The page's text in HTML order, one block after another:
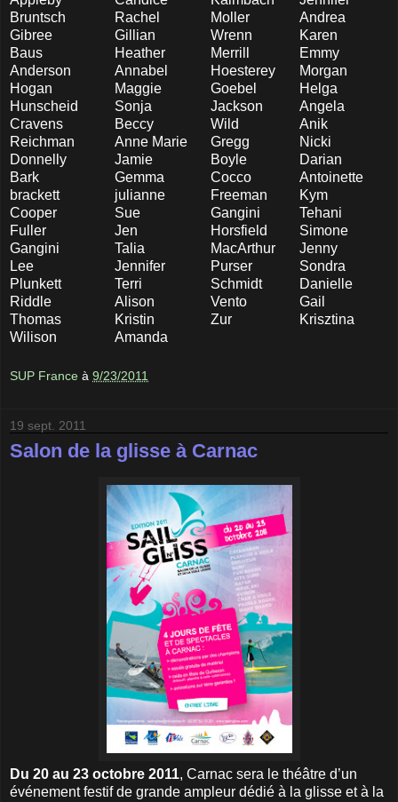
Bruntsch
Rachel Moller
Andrea
Gibree
Gillian Wrenn
Karen
Baus
Heather Merrill
Emmy
Anderson
Annabel Hoesterey
Morgan
Hogan
Maggie Goebel
Helga
Hunscheid
Sonja Jackson
Angela
Cravens
Beccy Wild
Anik
Reichman
Anne Marie Gregg
Nicki
Donnelly
Jamie Boyle
Darian
Bark
Gemma Cocco
Antoinette
brackett
julianne Freeman
Kym
Cooper
Sue Gangini
Tehani
Fuller
Jen Horsfield
Simone
Gangini
Talia MacArthur
Jenny
Lee
Jennifer Purser
Sondra
Plunkett
Terri Schmidt
Danielle
Riddle
Alison Vento
Gail
Thomas
Kristin Zur
Krisztina
Wilison
Amanda
SUP France à 9/23/2011
19 sept. 2011
Salon de la glisse à Carnac
Du 20 au 23 octobre 2011, Carnac sera le théâtre d’un
événement festif de grande ampleur dédié à la glisse et à la